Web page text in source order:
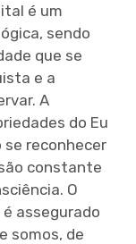
é um
sendo
que se
e a
A
do Eu
reconhecer
constante
O
assegurado
somos, de